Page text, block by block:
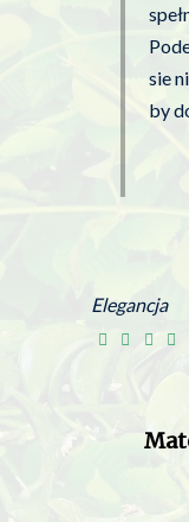
sie
by
Elegancja